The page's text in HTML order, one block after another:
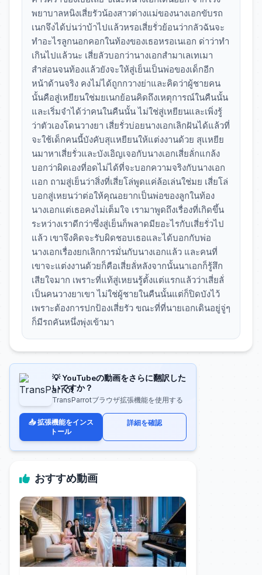
พยาบาลหนิงเสี่ยรัวน้องสาวต่างแม่ของนางเอกขับรถ
เนกจึงได้บ่นว่าบ้าไปแล้วหรอเสี่ยรั่วย้อนว่ากลัวฉันจะ
ทำอะไรลูกนอกคอกในท้องของเธอหรอเนเอก ด่าว่าทำ
เกินไปแล้วนะ เสี่ยลัวบอกว่านางเอกสำมาเลเทเมา
สำส่อนจนท้องแล้วยังจะให้สู่เย็นเป็นพ่อของเด็กอีก
หน้าด้านจริง คงไม่ได้ถูกกวางย่าและคิดว่าผู้ชายคน
นั้นคือสู่เหยียนใช่มยเนกย้อนคิดถึงเหตุการณ์ในคืนนั้น
และเริ่มจำได้ว่าคนในคืนนั้น ไม่ใช่สู่เหยียนและเพิ่งรู้
ว่าตัวเองโดนวางยา เสี่ยรั่วบ่อยนางเอกเลิกฝันได้แล้วที่
จะใช้เด็กคนนี้บังคับสุเเหยียนให้แต่งงานด้วย สุเเหยีย
นมาหาเสี่ยรั่วและบังเอิญเจอกับนางเอกเสี่ยลั่กแกล้ง
บอกว่าผิดเองที่อดไม่ได้ที่จะบอกความจริงกับนางเอก
เเอก ถามสู่เย็นว่าสิ่งที่เสี่ยโล่พูดแค่ล้อเล่นใช่มย เสี่ยโล่
บอกสู่เหยนว่าต่อให้คุณอยากเป็นพ่อของลูกในท้อง
นางเอกแต่เธอคงไม่เต็มใจ เรามาพูดถึงเรื่องที่เกิดขึ้น
ระหว่างเราดีกว่าซึ่งสู่เย็นก็พลาดมียอะไรกับเสี่ยรั่วไป
แล้ว เขาจึงคิดจะรับผิดชอบเธอและได้บอกกับพ่อ
นางเอกเรื่องยกเลิกการมั่นกับนางเอกแล้ว และคนที่
เขาจะแต่งงานด้วยก็คือเสี่ยลั่หลังจากนั้นนาเอกก็รู้สึก
เสียใจมาก เพราะที่แท้สู่เหยนรู้ตั้งแต่แรกแล้วว่าเสี่ยลั่
เป็นคนวางยาเขา ไม่ใช่ผู้ชายในคืนนั้นแต่ก็ปิดบังไว้
เพราะต้องการปกป้องเสี่ยรัว ขณะที่ที่นายเอกเดินอยู่จู่ๆ
ก็มีรถคันหนึ่งพุ่งเข้ามา
💡 YouTubeの動画をさらに翻訳した
いですか？
TransParrotブラウザ拡張機能を使用する
📥 拡張機能をインス
トール
詳細を確認
おすすめ動画